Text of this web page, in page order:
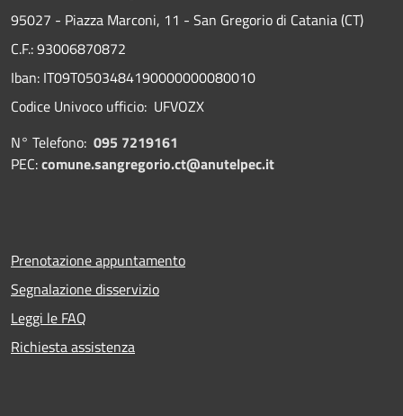
95027 - Piazza Marconi, 11 - San Gregorio di Catania (CT)
C.F.: 93006870872
Iban: IT09T0503484190000000080010
Codice Univoco ufficio: UFVOZX
N° Telefono: 095 7219161
PEC:comune.sangregorio.ct@anutelpec.it
Prenotazione appuntamento
Segnalazione disservizio
Leggi le FAQ
Richiesta assistenza